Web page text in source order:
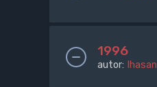
1996
autor: Ihasan